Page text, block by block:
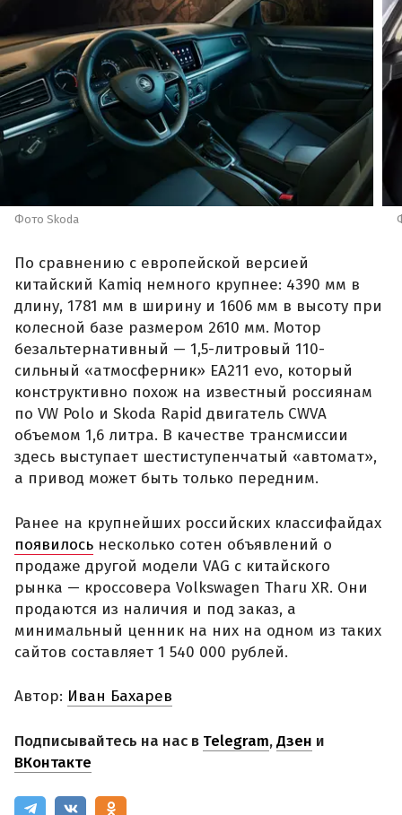
Фото Skoda
По сравнению с европейской версией
китайский Kamiq немного крупнее: 4390 мм в
длину, 1781 мм в ширину и 1606 мм в высоту при
колесной базе размером 2610 мм. Мотор
безальтернативный — 1,5-литровый 110-
сильный «атмосферник» ЕА211 evo, который
конструктивно похож на известный россиянам
по VW Polo и Skoda Rapid двигатель CWVA
объемом 1,6 литра. В качестве трансмиссии
здесь выступает шестиступенчатый «автомат»,
а привод может быть только передним.
Ранее на крупнейших российских классифайдах
появилось несколько сотен объявлений о
продаже другой модели VAG с китайского
рынка — кроссовера Volkswagen Tharu XR. Они
продаются из наличия и под заказ, а
минимальный ценник на них на одном из таких
сайтов составляет 1 540 000 рублей.
Автор: Иван Бахарев
Подписывайтесь на нас в Telegram,Дзен и
ВКонтакте